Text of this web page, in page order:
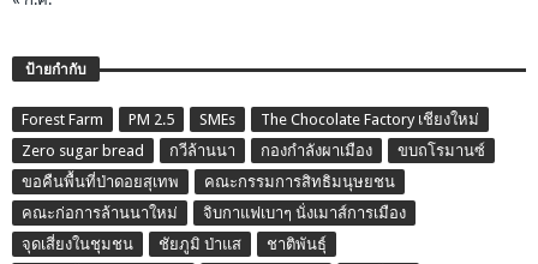
ป้ายกำกับ
Forest Farm PM 2.5 SMEs
The Chocolate Factory เชียงใหม่
Zero sugar bread
กวีล้านนา กองกำลังผาเมือง
ขบถโรมานซ์
ขอคืนพื้นที่ป่าดอยสุเทพ
คณะกรรมการสิทธิมนุษยชน
คณะก่อการล้านนาใหม่
จิบกาแฟเบาๆ นั่งเมาส์การเมือง
จุดเสี่ยงในชุมชน
ชัยภูมิ ป่าแส
ชาติพันธุ์